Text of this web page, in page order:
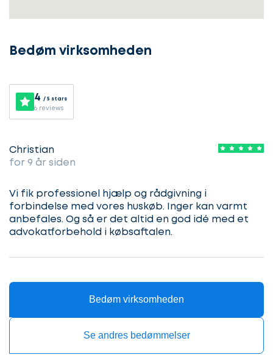
Bedøm virksomheden
4 / 5 stars
6 reviews
Christian
for 9 år siden
Vi fik professionel hjælp og rådgivning i
forbindelse med vores huskøb. Inger kan varmt
anbefales. Og så er det altid en god idé med et
advokatforbehold i købsaftalen.
Bedøm virksomheden
Se andres bedømmelser
i
Beskriv
din
sag
Lad
komme
gang
Hvilken
søger
Revisor/Bogholder